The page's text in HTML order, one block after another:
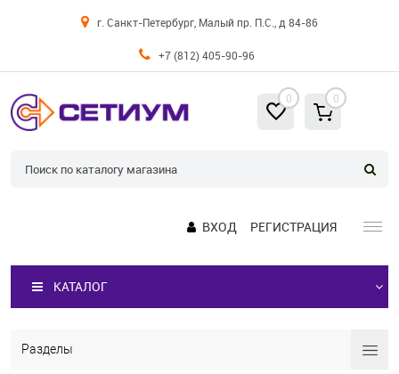
г. Санкт-Петербург, Малый пр. П.С., д 84-86
+7 (812) 405-90-96
0 0
ВХОД РЕГИСТРАЦИЯ
КАТАЛОГ
Разделы